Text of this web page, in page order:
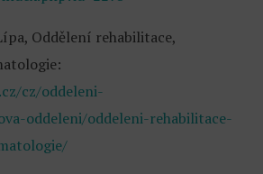
Oddělení rehabilitace,
cz/oddeleni-
oddeleni/oddeleni-rehabilitace-